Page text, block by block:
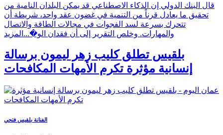
قال البنك الدولي إن الذكاء الاصطناعي قد يمكن البلدان النامية من
تحقيق ما يعادل قرناً من التنمية في غضون عقد واحد، شريطة أن
تتحرك بسرعة لسد الفجوات في مجالات الطاقة والاتصال
والمهارات. وخلص التقرير إلى أن فقدان الو�... المزيد
بلقيس تطلق كليب زهر ليمون برسالة
إنسانية مؤثرة تكرم الأمهات المكافحات
الفنانة بلقيس فتحي